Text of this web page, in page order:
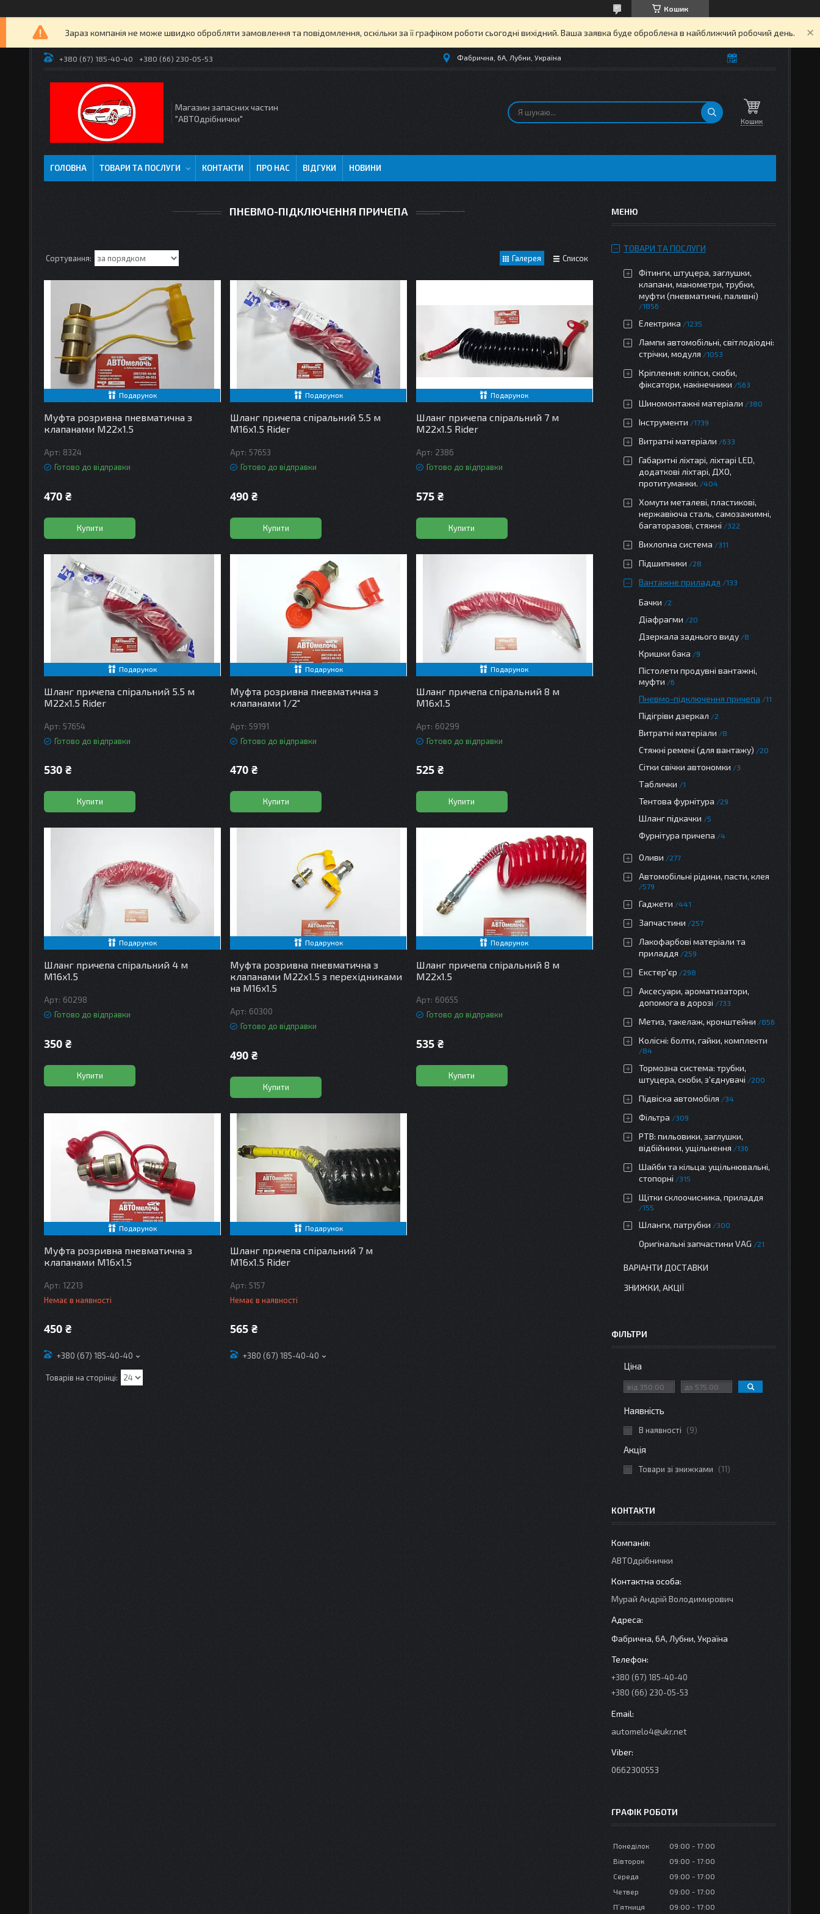
Кошик
Зараз компанія не може швидко обробляти замовлення та повідомлення, оскільки за її графіком роботи сьогодні вихідний. Ваша заявка буде оброблена в найближчий робочий день.
+380 (67) 185-40-40 +380 (66) 230-05-53 Фабрична, 6А, Лубни, Україна
Магазин запасних частин
"АВТОдрібнички"
Кошик
ГОЛОВНА ТОВАРИ ТА ПОСЛУГИ КОНТАКТИ ПРО НАС ВІДГУКИ НОВИНИ
ПНЕВМО-ПІДКЛЮЧЕННЯ ПРИЧЕПА
Галерея Список
Подарунок
Муфта розривна пневматична з
клапанами М22х1.5
8324
Готово до відправки
470 ₴
Купити
Подарунок
Шланг причепа спіральний 5.5 м
М16x1.5 Rider
57653
Готово до відправки
490 ₴
Купити
Подарунок
Шланг причепа спіральний 7 м
М22x1.5 Rider
2386
Готово до відправки
575 ₴
Купити
Подарунок
Шланг причепа спіральний 5.5 м
М22x1.5 Rider
57654
Готово до відправки
530 ₴
Купити
Подарунок
Муфта розривна пневматична з
клапанами 1/2"
59191
Готово до відправки
470 ₴
Купити
Подарунок
Шланг причепа спіральний 8 м
М16x1.5
60299
Готово до відправки
525 ₴
Купити
Подарунок
Шланг причепа спіральний 4 м
М16x1.5
60298
Готово до відправки
350 ₴
Купити
Подарунок
Муфта розривна пневматична з
клапанами М22х1.5 з перехідниками
на М16x1.5
60300
Готово до відправки
490 ₴
Купити
Подарунок
Шланг причепа спіральний 8 м
М22x1.5
60655
Готово до відправки
535 ₴
Купити
Подарунок
Муфта розривна пневматична з
клапанами М16х1.5
12213
Немає в наявності
450 ₴
+380 (67) 185-40-40
Подарунок
Шланг причепа спіральний 7 м
М16x1.5 Rider
5157
Немає в наявності
565 ₴
+380 (67) 185-40-40
ТОВАРИ ТА ПОСЛУГИ
Фітинги, штуцера, заглушки,
клапани, манометри, трубки,
муфти (пневматичні, паливні)
1856
Електрика 1235
Лампи автомобільні, світлодіодні:
стрічки, модуля
1053
Кріплення: кліпси, скоби,
фіксатори, накінечники
563
Шиномонтажні матеріали 380
Інструменти 1739
Витратні матеріали 633
Габаритні ліхтарі, ліхтарі LED,
додаткові ліхтарі, ДХО,
протитуманки.
404
Хомути металеві, пластикові,
нержавіюча сталь, самозажимні,
багаторазові, стяжні
322
Вихлопна система 311
Підшипники 28
Вантажне приладдя 133
Бачки 2
Діафрагми 20
Дзеркала заднього виду 8
Кришки бака 9
Пістолети продувні вантажні,
муфти
6
Пневмо-підключення причепа 11
Підігріви дзеркал 2
Витратні матеріали 8
Стяжні ремені (для вантажу) 20
Сітки свічки автономки 3
Таблички 1
Тентова фурнітура 29
Шланг підкачки 5
Фурнітура причепа 4
Оливи 277
Автомобільні рідини, пасти, клея
579
Гаджети 441
Запчастини 257
Лакофарбові матеріали та
приладдя
259
Екстер'єр 298
Аксесуари, ароматизатори,
допомога в дорозі
733
Метиз, такелаж, кронштейни 856
Колісні: болти, гайки, комплекти
84
Тормозна система: трубки,
штуцера, скоби, з'єднувачі
200
Підвіска автомобіля 34
Фільтра 309
РТВ: пильовики, заглушки,
відбійники, ущільнення
136
Шайби та кільца: ущільнювальні,
стопорні
315
Щітки склоочисника, приладдя
155
Шланги, патрубки 300
Оригінальні запчастини VAG 21
ВАРІАНТИ ДОСТАВКИ
ЗНИЖКИ, АКЦІЇ
ФІЛЬТРИ
Ціна
Наявність
В наявності 9
Акція
Товари зі знижками 11
КОНТАКТИ
АВТОдрібнички
Мурай Андрій Володимирович
Фабрична, 6А, Лубни, Україна
+380 (67) 185-40-40
+380 (66) 230-05-53
automelo4@ukr.net
0662300553
ГРАФІК РОБОТИ
Понеділок 09:00
17:00
Вівторок
09:00
17:00
Середа
09:00
17:00
Четвер
09:00
17:00
Пʼятниця
09:00 17:00